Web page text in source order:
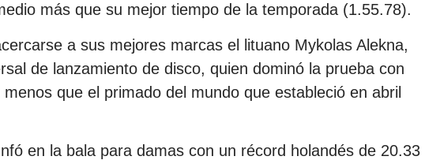
más que su mejor tiempo de la temporada (1.55.78).
a sus mejores marcas el lituano Mykolas Alekna,
de lanzamiento de disco, quien dominó la prueba con
que el primado del mundo que estableció en abril
en la bala para damas con un récord holandés de 20.33